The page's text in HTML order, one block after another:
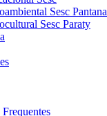
Sesc
Sesc Paraty